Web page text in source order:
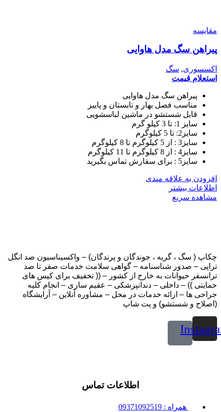
مقایسه
پیراهن سگ مدل هاوایی
اکسسوری, سگ
استعلام قیمت
پیراهن سگ مدل هاوایی
مناسب فصل بهار و تابستان و پاییز
قابل شستشو در ماشین لباسشویی
سایز 1: تا 3 کیلو گرم
سایز2: تا 5 کیلوگرم
سایز3 : از 5 کیلوگرم تا 8 کیلوگرم
سایز4 : از 8 کیلوگرم تا 11 کیلوگرم
سایز5 : برای سفارش تماس بگیرید
افزودن به علاقه مندی
اطلاعات بیشتر
مشاهده سریع
چکاپ ( سگ ، گربه ، جوندگان و پرندگان) – واکسیناسیون ضد انگل
تراپی – صدور شناسنامه – گواهی سلامت خدمات صفر تا صد
ترانسفر حیوانات به خارج از کشور – (( تخفیف برای کیس های
حمایتی )) – داخلی – دندانپزشکی – عقیم سازی – انجام کلیه
جراحی ها – ارائه خدمات در محل – مشاوره آنلاین – آرایشگاه
(اصلاح و شستشو) و پت شاپ
اطلاعات تماس
همراه : 09371092519